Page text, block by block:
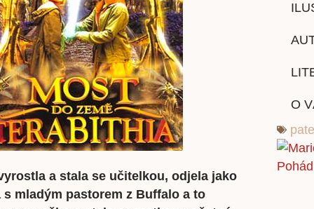
a stala se učitelkou, odjela jako
mladým pastorem z Buffalo a to
O